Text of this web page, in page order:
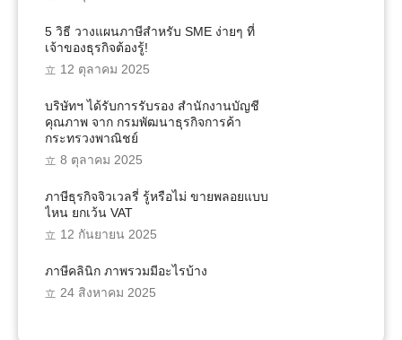
5 วิธี วางแผนภาษีสำหรับ SME ง่ายๆ ที่
เจ้าของธุรกิจต้องรู้!
12 ตุลาคม 2025
บริษัทฯ ได้รับการรับรอง สำนักงานบัญชี
คุณภาพ จาก กรมพัฒนาธุรกิจการค้า
กระทรวงพาณิชย์
8 ตุลาคม 2025
ภาษีธุรกิจจิวเวลรี่ รู้หรือไม่ ขายพลอยแบบ
ไหน ยกเว้น VAT
12 กันยายน 2025
ภาษีคลินิก ภาพรวมมีอะไรบ้าง
24 สิงหาคม 2025